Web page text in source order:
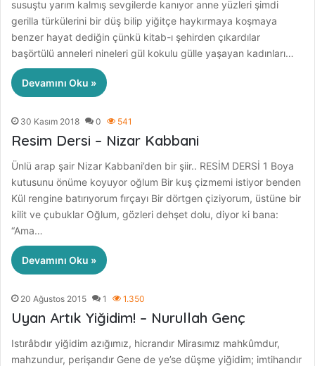
susuştu yarım kalmış sevgilerde kanıyor anne yüzleri şimdi
gerilla türkülerini bir düş bilip yiğitçe haykırmaya koşmaya
benzer hayat dediğin çünkü kitab-ı şehirden çıkardılar
başörtülü anneleri nineleri gül kokulu gülle yaşayan kadınları…
Devamını Oku »
30 Kasım 2018 0 541
Resim Dersi – Nizar Kabbani
Ünlü arap şair Nizar Kabbani’den bir şiir.. RESİM DERSİ 1 Boya
kutusunu önüme koyuyor oğlum Bir kuş çizmemi istiyor benden
Kül rengine batırıyorum fırçayı Bir dörtgen çiziyorum, üstüne bir
kilit ve çubuklar Oğlum, gözleri dehşet dolu, diyor ki bana:
“Ama…
Devamını Oku »
20 Ağustos 2015 1 1.350
Uyan Artık Yiğidim! – Nurullah Genç
Istırâbdır yiğidim azığımız, hicrandır Mirasımız mahkûmdur,
mahzundur, perişandır Gene de ye’se düşme yiğidim; imtihandır